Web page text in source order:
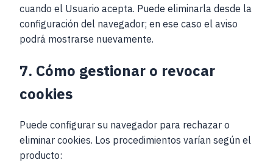
cuando el Usuario acepta. Puede eliminarla desde la
configuración del navegador; en ese caso el aviso
podrá mostrarse nuevamente.
7. Cómo gestionar o revocar
cookies
Puede configurar su navegador para rechazar o
eliminar cookies. Los procedimientos varían según el
producto: